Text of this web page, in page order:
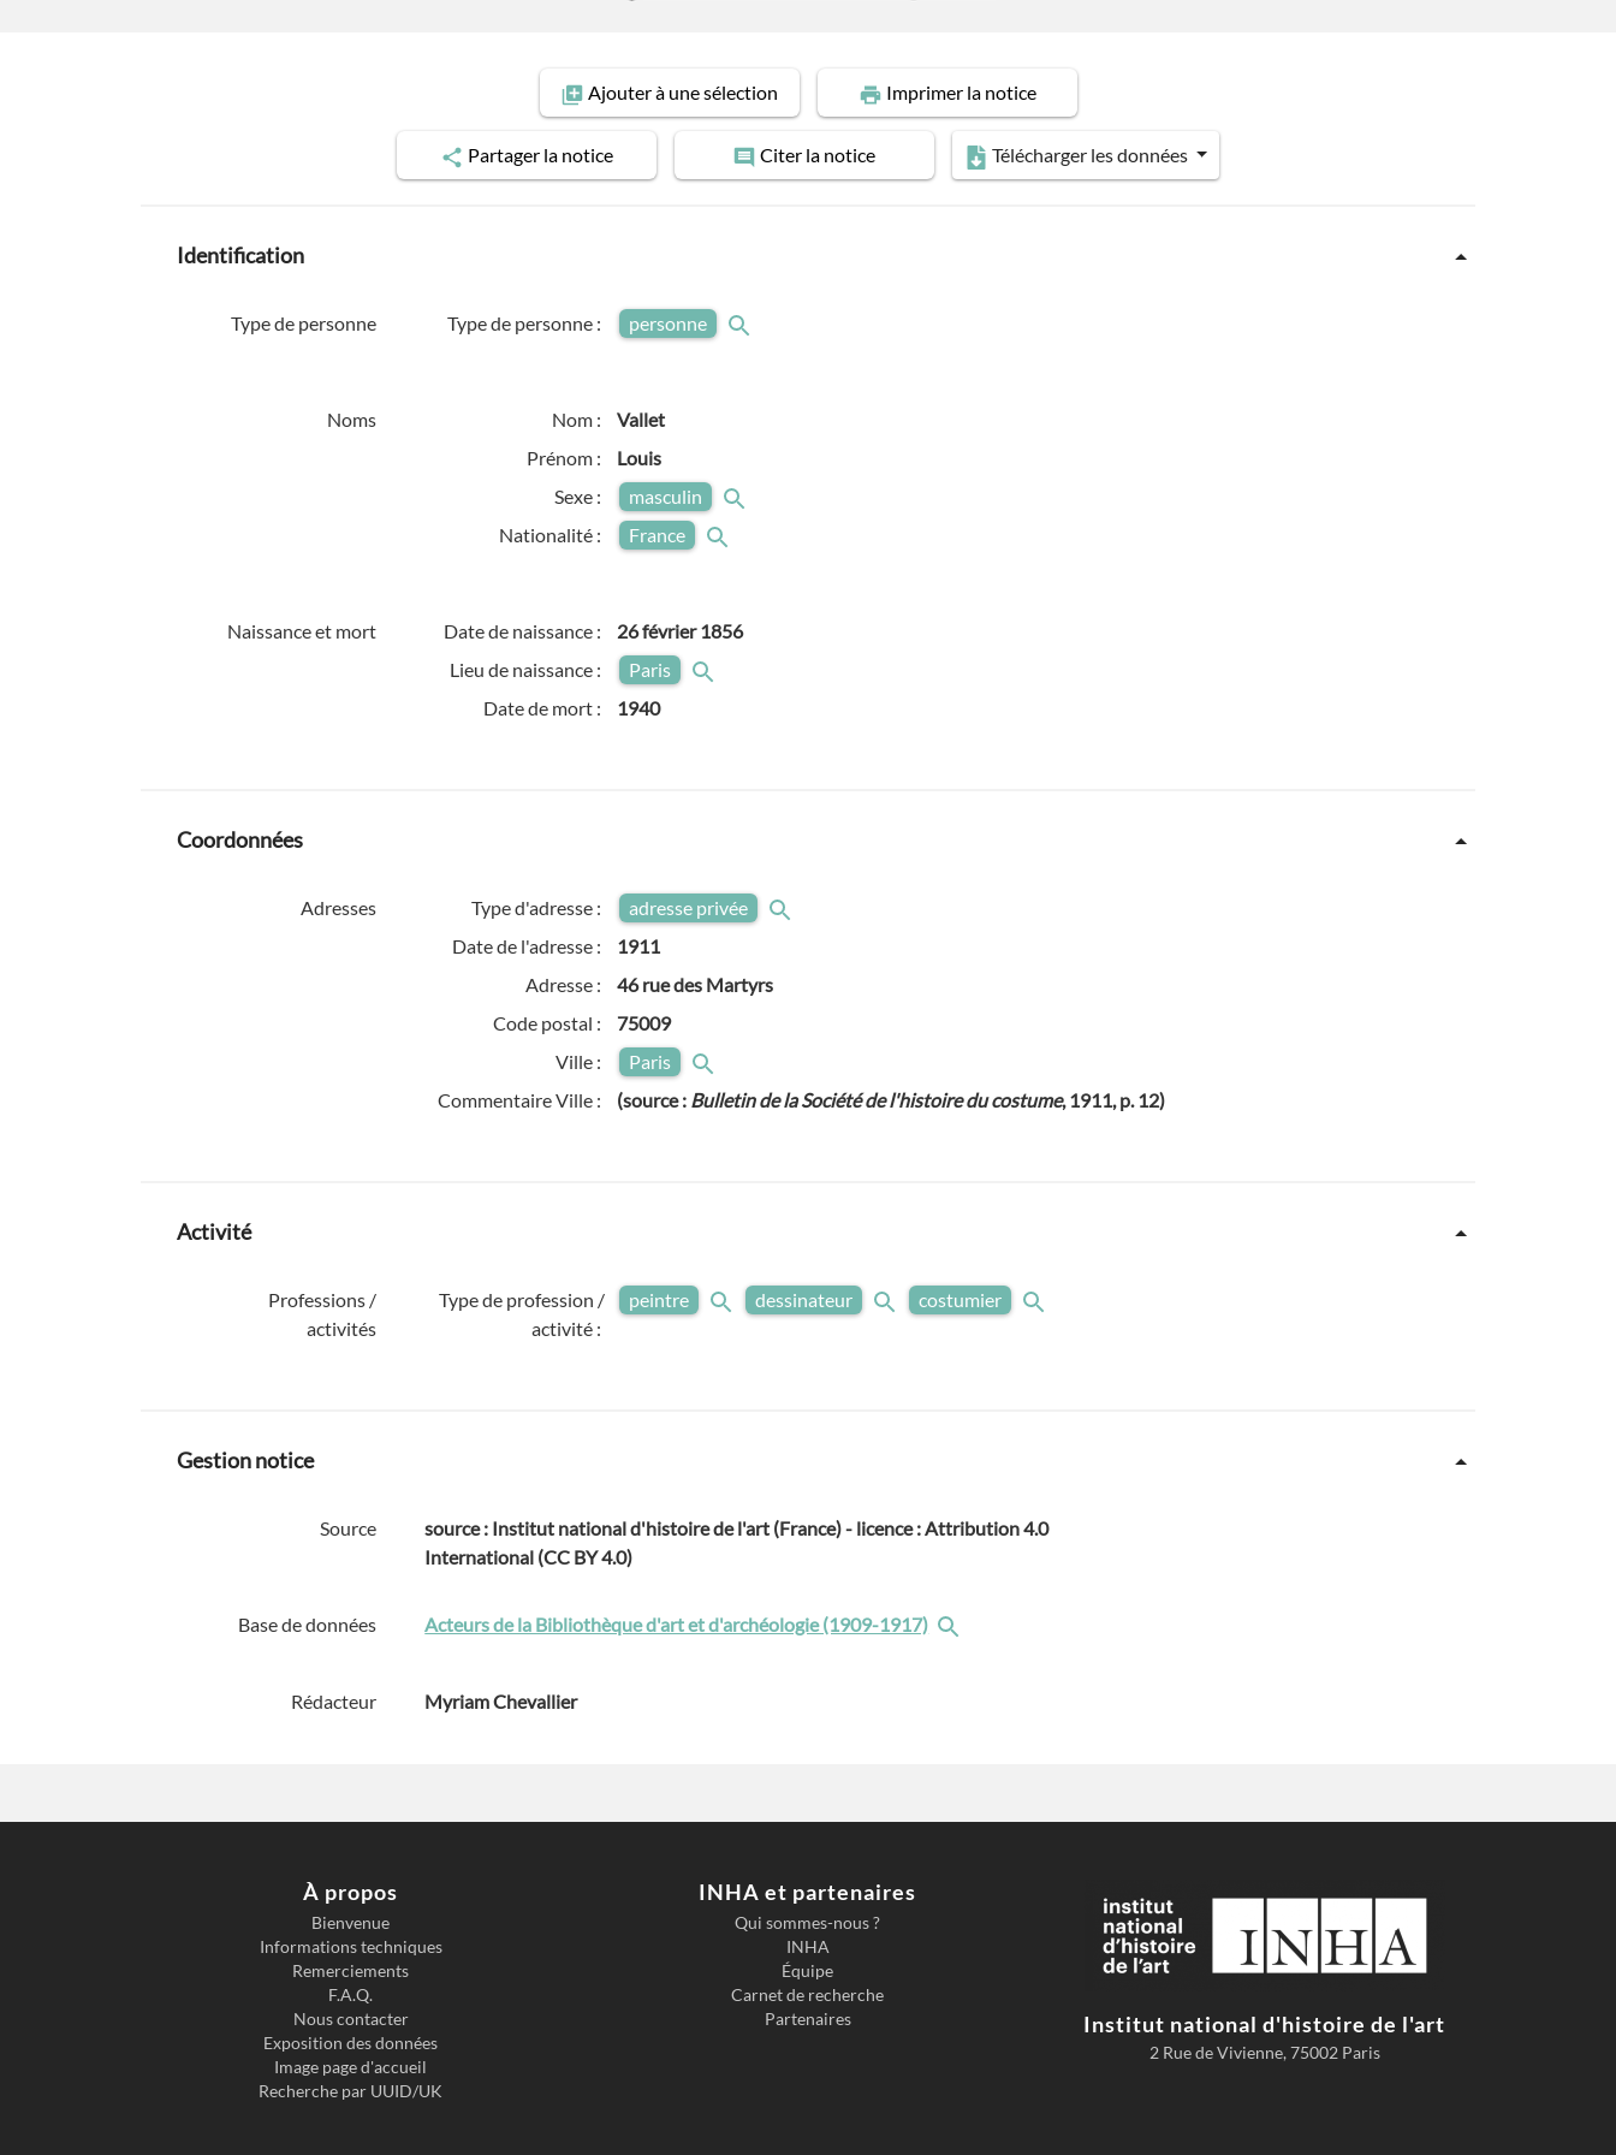
Ajouterà une sélection Imprimerla notice
Partagerla notice Citer la notice Télécharger les données
Identification
Type de personne Type de personne : personne
Noms Nom :
Vallet
Prénom :
Louis
Sexe :
masculin
Nationalité :
France
Naissance et mort Date de naissance :
26 février 1856
Lieu de naissance :
Paris
Date de mort :
1940
Coordonnées
Adresses Type d'adresse :
adresse privée
Date de l'adresse :
1911
Adresse :
46 rue des Martyrs
Code postal :
75009
Ville :
Paris
Commentaire Ville :
(source : Bulletin de la Société de l'histoire du costume, 1911, p. 12)
Activité
Professions /
activités
Type de profession /
activité :
peintre dessinateur costumier
Gestion notice
Source
source : Institut national d'histoire de l'art (France) - licence : Attribution 4.0
International (CC BY 4.0)
Base de données Acteurs de la Bibliothèque d'art et d'archéologie (1909-1917)
Rédacteur Myriam Chevallier
À propos
Bienvenue
Informations techniques
Remerciements
F.A.Q.
Nous contacter
Exposition des données
Image page d'accueil
Recherche par UUID/UK
INHA et partenaires
Qui sommes-nous ?
INHA
Équipe
Carnet de recherche
Partenaires
Institut national d'histoire de l'art
2 Rue de Vivienne, 75002 Paris